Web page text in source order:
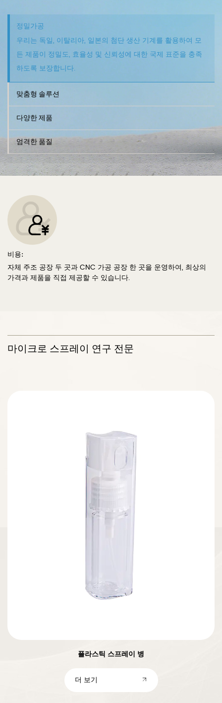
정밀가공
우리는 독일, 이탈리아, 일본의 첨단 생산 기계를 활용하여 모
든 제품이 정밀도, 효율성 및 신뢰성에 대한 국제 표준을 충족
하도록 보장합니다.
맞춤형 솔루션
다양한 제품
엄격한 품질
비용:
자체 주조 공장 두 곳과 CNC 가공 공장 한 곳을 운영하여, 최상의
가격과 제품을 직접 제공할 수 있습니다.
마이크로 스프레이 연구 전문
플라스틱 스프레이 병
더 보기